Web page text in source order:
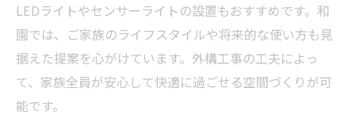
LEDライトやセンサーライトの設置もおすすめです。和
園では、ご家族のライフスタイルや将来的な使い方も見
据えた提案を心がけています。外構工事の工夫によっ
て、家族全員が安心して快適に過ごせる空間づくりが可
能です。